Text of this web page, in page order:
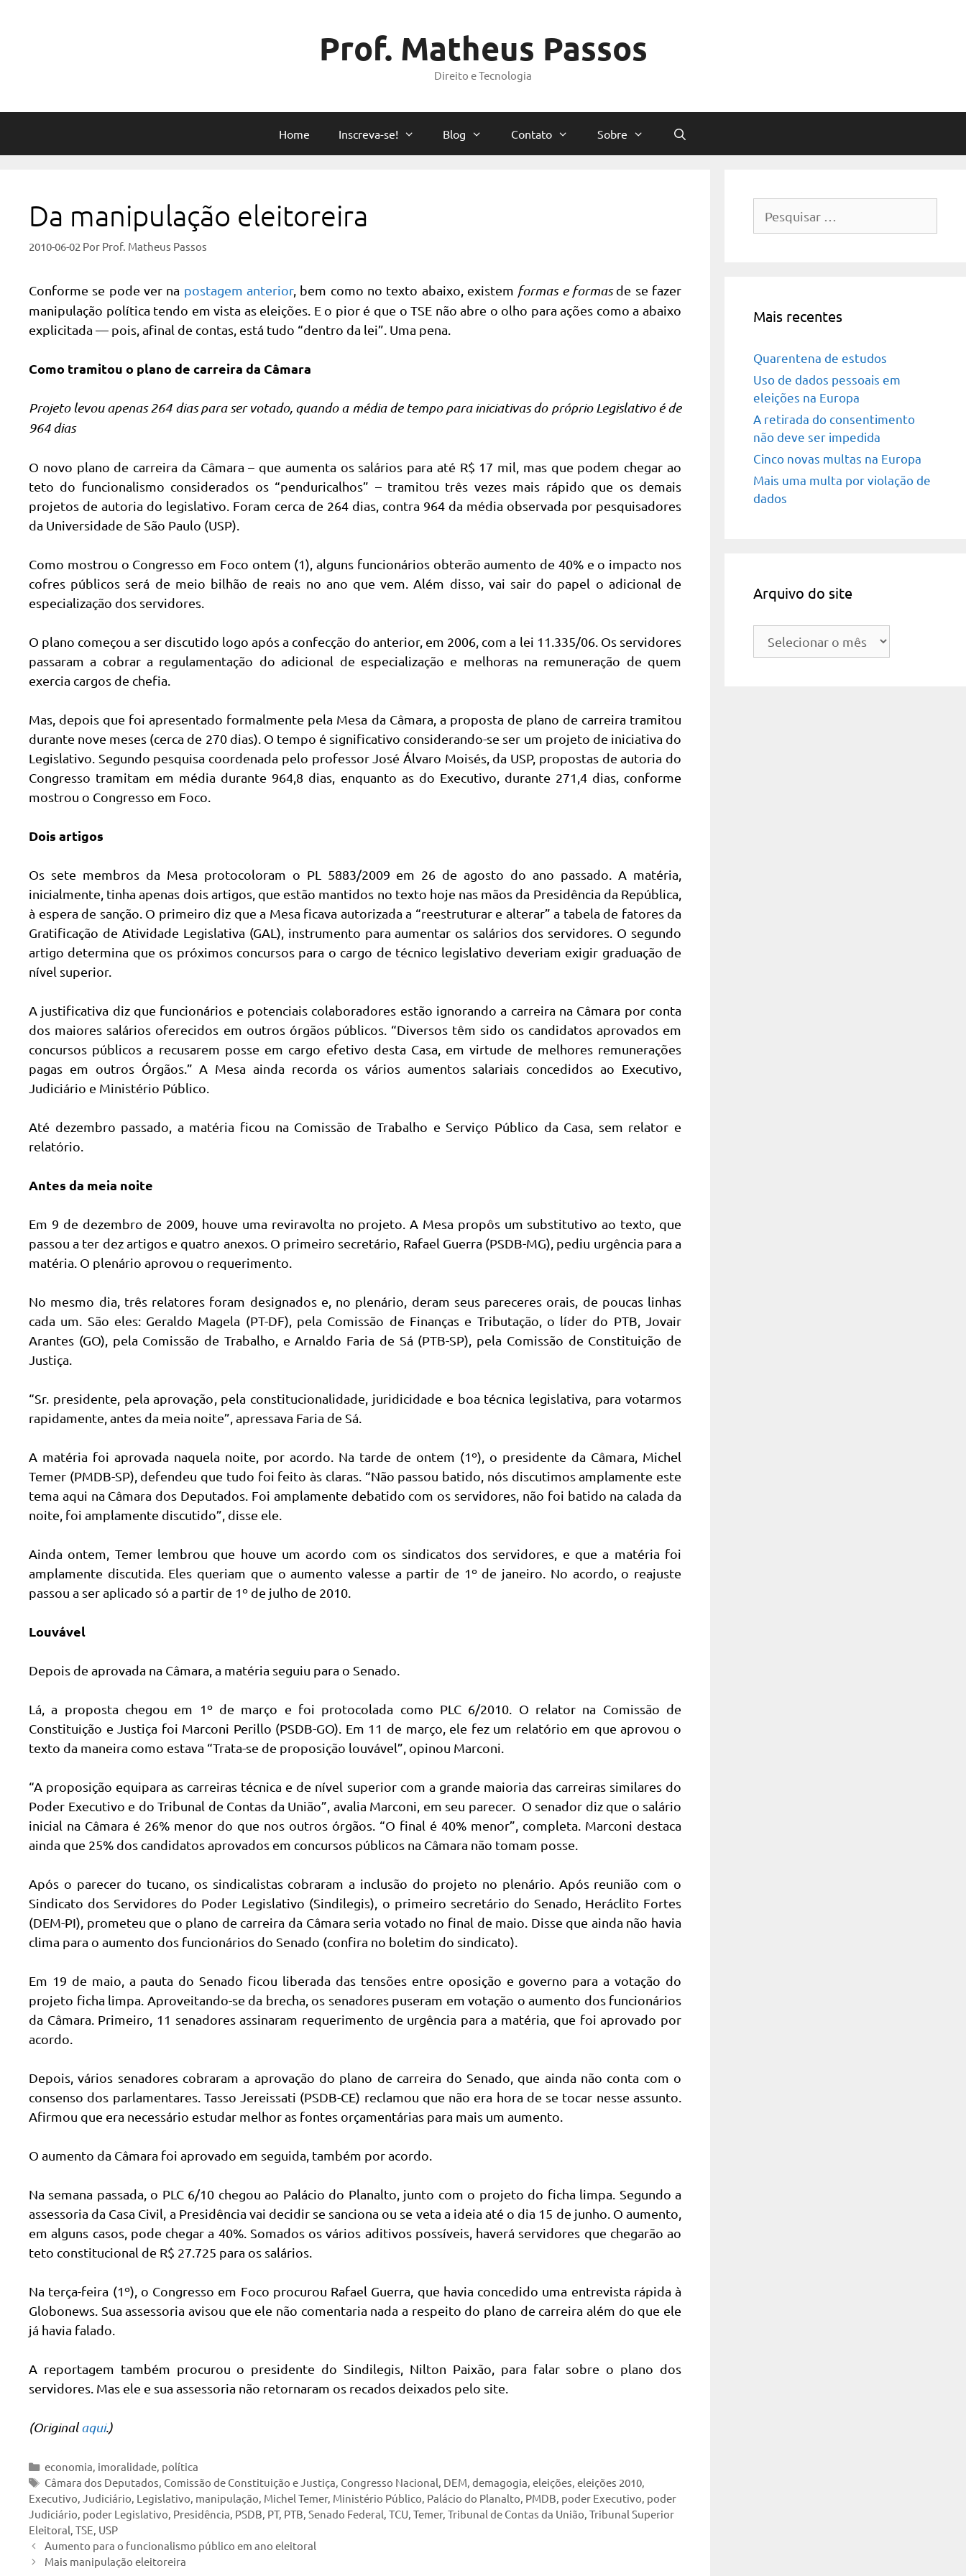
Prof. Matheus Passos
Direito e Tecnologia
Home Inscreva-se! Blog Contato Sobre
Da manipulação eleitoreira
2010-06-02 Por Prof. Matheus Passos
Conforme se pode ver na postagem anterior, bem como no texto abaixo, existem formas e formasde se fazer
manipulação política tendo em vista as eleições. E o pior é que o TSE não abre o olho para ações como a abaixo
explicitada — pois, afinal de contas, está tudo “dentro da lei”. Uma pena.
Como tramitou o plano de carreira da Câmara
Projeto levou apenas 264 dias para ser votado, quando a média de tempo para iniciativas do próprio Legislativo é de
964 dias
O novo plano de carreira da Câmara – que aumenta os salários para até R$ 17 mil, mas que podem chegar ao
teto do funcionalismo considerados os “penduricalhos” – tramitou três vezes mais rápido que os demais
projetos de autoria do legislativo. Foram cerca de 264 dias, contra 964 da média observada por pesquisadores
da Universidade de São Paulo (USP).
Como mostrou o Congresso em Foco ontem (1), alguns funcionários obterão aumento de 40% e o impacto nos
cofres públicos será de meio bilhão de reais no ano que vem. Além disso, vai sair do papel o adicional de
especialização dos servidores.
O plano começou a ser discutido logo após a confecção do anterior, em 2006, com a lei 11.335/06. Os servidores
passaram a cobrar a regulamentação do adicional de especialização e melhoras na remuneração de quem
exercia cargos de chefia.
Mas, depois que foi apresentado formalmente pela Mesa da Câmara, a proposta de plano de carreira tramitou
durante nove meses (cerca de 270 dias). O tempo é significativo considerando-se ser um projeto de iniciativa do
Legislativo. Segundo pesquisa coordenada pelo professor José Álvaro Moisés, da USP, propostas de autoria do
Congresso tramitam em média durante 964,8 dias, enquanto as do Executivo, durante 271,4 dias, conforme
mostrou o Congresso em Foco.
Dois artigos
Os sete membros da Mesa protocoloram o PL 5883/2009 em 26 de agosto do ano passado. A matéria,
inicialmente, tinha apenas dois artigos, que estão mantidos no texto hoje nas mãos da Presidência da República,
à espera de sanção. O primeiro diz que a Mesa ficava autorizada a “reestruturar e alterar” a tabela de fatores da
Gratificação de Atividade Legislativa (GAL), instrumento para aumentar os salários dos servidores. O segundo
artigo determina que os próximos concursos para o cargo de técnico legislativo deveriam exigir graduação de
nível superior.
A justificativa diz que funcionários e potenciais colaboradores estão ignorando a carreira na Câmara por conta
dos maiores salários oferecidos em outros órgãos públicos. “Diversos têm sido os candidatos aprovados em
concursos públicos a recusarem posse em cargo efetivo desta Casa, em virtude de melhores remunerações
pagas em outros Órgãos.” A Mesa ainda recorda os vários aumentos salariais concedidos ao Executivo,
Judiciário e Ministério Público.
Até dezembro passado, a matéria ficou na Comissão de Trabalho e Serviço Público da Casa, sem relator e
relatório.
Antes da meia noite
Em 9 de dezembro de 2009, houve uma reviravolta no projeto. A Mesa propôs um substitutivo ao texto, que
passou a ter dez artigos e quatro anexos. O primeiro secretário, Rafael Guerra (PSDB-MG), pediu urgência para a
matéria. O plenário aprovou o requerimento.
No mesmo dia, três relatores foram designados e, no plenário, deram seus pareceres orais, de poucas linhas
cada um. São eles: Geraldo Magela (PT-DF), pela Comissão de Finanças e Tributação, o líder do PTB, Jovair
Arantes (GO), pela Comissão de Trabalho, e Arnaldo Faria de Sá (PTB-SP), pela Comissão de Constituição de
Justiça.
“Sr. presidente, pela aprovação, pela constitucionalidade, juridicidade e boa técnica legislativa, para votarmos
rapidamente, antes da meia noite”, apressava Faria de Sá.
A matéria foi aprovada naquela noite, por acordo. Na tarde de ontem (1º), o presidente da Câmara, Michel
Temer (PMDB-SP), defendeu que tudo foi feito às claras. “Não passou batido, nós discutimos amplamente este
tema aqui na Câmara dos Deputados. Foi amplamente debatido com os servidores, não foi batido na calada da
noite, foi amplamente discutido”, disse ele.
Ainda ontem, Temer lembrou que houve um acordo com os sindicatos dos servidores, e que a matéria foi
amplamente discutida. Eles queriam que o aumento valesse a partir de 1º de janeiro. No acordo, o reajuste
passou a ser aplicado só a partir de 1º de julho de 2010.
Louvável
Depois de aprovada na Câmara, a matéria seguiu para o Senado.
Lá, a proposta chegou em 1º de março e foi protocolada como PLC 6/2010. O relator na Comissão de
Constituição e Justiça foi Marconi Perillo (PSDB-GO). Em 11 de março, ele fez um relatório em que aprovou o
texto da maneira como estava “Trata-se de proposição louvável”, opinou Marconi.
“A proposição equipara as carreiras técnica e de nível superior com a grande maioria das carreiras similares do
Poder Executivo e do Tribunal de Contas da União”, avalia Marconi, em seu parecer. O senador diz que o salário
inicial na Câmara é 26% menor do que nos outros órgãos. “O final é 40% menor”, completa. Marconi destaca
ainda que 25% dos candidatos aprovados em concursos públicos na Câmara não tomam posse.
Após o parecer do tucano, os sindicalistas cobraram a inclusão do projeto no plenário. Após reunião com o
Sindicato dos Servidores do Poder Legislativo (Sindilegis), o primeiro secretário do Senado, Heráclito Fortes
(DEM-PI), prometeu que o plano de carreira da Câmara seria votado no final de maio. Disse que ainda não havia
clima para o aumento dos funcionários do Senado (confira no boletim do sindicato).
Em 19 de maio, a pauta do Senado ficou liberada das tensões entre oposição e governo para a votação do
projeto ficha limpa. Aproveitando-se da brecha, os senadores puseram em votação o aumento dos funcionários
da Câmara. Primeiro, 11 senadores assinaram requerimento de urgência para a matéria, que foi aprovado por
acordo.
Depois, vários senadores cobraram a aprovação do plano de carreira do Senado, que ainda não conta com o
consenso dos parlamentares. Tasso Jereissati (PSDB-CE) reclamou que não era hora de se tocar nesse assunto.
Afirmou que era necessário estudar melhor as fontes orçamentárias para mais um aumento.
O aumento da Câmara foi aprovado em seguida, também por acordo.
Na semana passada, o PLC 6/10 chegou ao Palácio do Planalto, junto com o projeto do ficha limpa. Segundo a
assessoria da Casa Civil, a Presidência vai decidir se sanciona ou se veta a ideia até o dia 15 de junho. O aumento,
em alguns casos, pode chegar a 40%. Somados os vários aditivos possíveis, haverá servidores que chegarão ao
teto constitucional de R$ 27.725 para os salários.
Na terça-feira (1º), o Congresso em Foco procurou Rafael Guerra, que havia concedido uma entrevista rápida à
Globonews. Sua assessoria avisou que ele não comentaria nada a respeito do plano de carreira além do que ele
já havia falado.
A reportagem também procurou o presidente do Sindilegis, Nilton Paixão, para falar sobre o plano dos
servidores. Mas ele e sua assessoria não retornaram os recados deixados pelo site.
(Originalaqui.)
Categorias
economia, imoralidade, política
Tags
Câmara dos Deputados, Comissão de Constituição e Justiça, Congresso Nacional, DEM,demagogia,eleições,eleições 2010,
Executivo, Judiciário, Legislativo, manipulação, Michel Temer, Ministério Público, Palácio do Planalto, PMDB, poder Executivo, poder
Judiciário, poder Legislativo, Presidência, PSDB, PT, PTB, Senado Federal, TCU, Temer, Tribunal de Contas da União, Tribunal Superior
Eleitoral, TSE, USP
Aumento para o funcionalismo público em ano eleitoral
Mais manipulação eleitoreira
por:
Mais recentes
Quarentena de estudos
Uso de dados pessoais em
eleições na Europa
A retirada do consentimento
não deve ser impedida
Cinco novas multas na Europa
Mais uma multa por violação de
dados
Arquivo do site
Arquivo